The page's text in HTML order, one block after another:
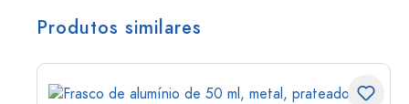
Produtos similares